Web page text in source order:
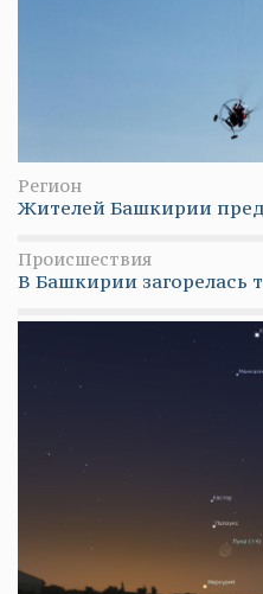
Регион
Жителей Башкирии
Происшествия
В Башкирии загорелась